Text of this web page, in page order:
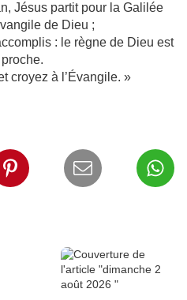
Jésus partit pour la Galilée
de Dieu ;
: le règne de Dieu est
croyez à l’Évangile. »